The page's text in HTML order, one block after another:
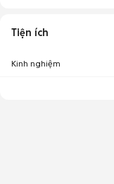
Tiện ích
Kinh nghiệm